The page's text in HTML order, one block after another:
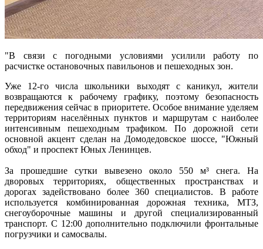
"В связи с погодными условиями усилили работу по
расчистке остановочных павильонов и пешеходных зон.
Уже 12-го числа школьники выходят с каникул, жители
возвращаются к рабочему графику, поэтому безопасность
передвижения сейчас в приоритете. Особое внимание уделяем
территориям населённых пунктов и маршрутам с наиболее
интенсивным пешеходным трафиком. По дорожной сети
основной акцент сделан на Домодедовское шоссе, "Южный
обход" и проспект Юных Ленинцев.
За прошедшие сутки вывезено около 550 м³ снега. На
дворовых территориях, общественных пространствах и
дорогах задействовано более 360 специалистов. В работе
используется комбинированная дорожная техника, МТЗ,
снегоуборочные машины и другой специализированный
транспорт. С 12:00 дополнительно подключили фронтальные
погрузчики и самосвалы.